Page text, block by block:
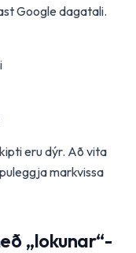
Google dagatali.
eru dýr. Að vita
markvissa
„lokunar“-